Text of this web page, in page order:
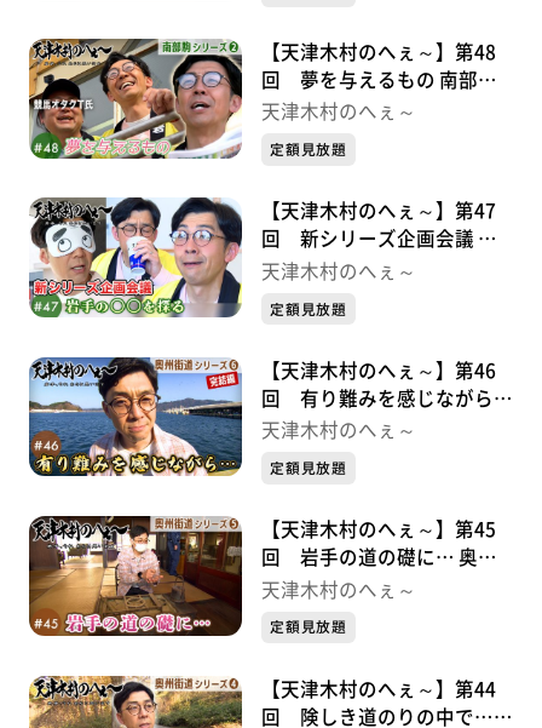
【天津木村のへぇ～】第48
回 夢を与えるもの 南部駒
シリーズ②
天津木村のへぇ～
定額見放題
【天津木村のへぇ～】第47
回 新シリーズ企画会議 岩
手の〇〇を探る
天津木村のへぇ～
定額見放題
【天津木村のへぇ～】第46
回 有り難みを感じながら…
奥州街道シリーズ⑥
天津木村のへぇ～
定額見放題
【天津木村のへぇ～】第45
回 岩手の道の礎に… 奥州
街道シリーズ⑤
天津木村のへぇ～
定額見放題
【天津木村のへぇ～】第44
回 険しき道のりの中で…